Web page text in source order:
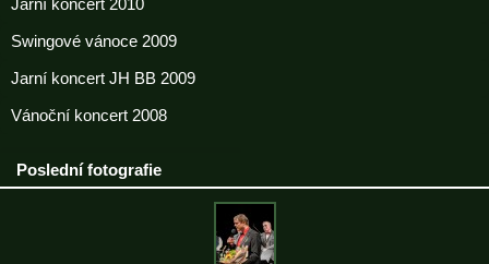
Jarní koncert 2010
Swingové vánoce 2009
Jarní koncert JH BB 2009
Vánoční koncert 2008
Poslední fotografie